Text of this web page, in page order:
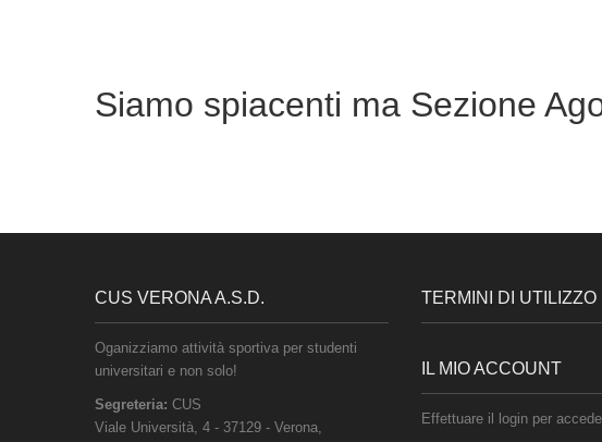
Siamo spiacenti ma Sezione
CUS VERONA A.S.D.
Oganizziamo attività sportiva per studenti
universitari e non solo!
Segreteria: CUS
Viale Università, 4 - 37129 - Verona,
TERMINI DI UTILIZZO
IL MIO ACCOUNT
Effettuare il login per